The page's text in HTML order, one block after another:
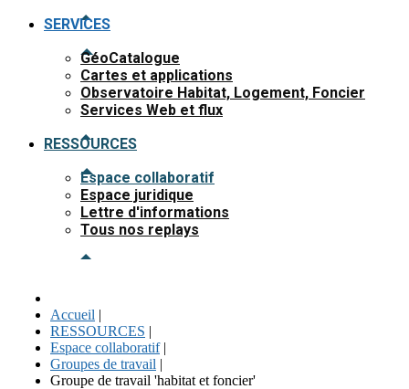
SERVICES
GéoCatalogue
Cartes et applications
Observatoire Habitat, Logement, Foncier
Services Web et flux
RESSOURCES
Espace collaboratif
Espace juridique
Lettre d'informations
Tous nos replays
Accueil |
RESSOURCES |
Espace collaboratif |
Groupes de travail |
Groupe de travail 'habitat et foncier'